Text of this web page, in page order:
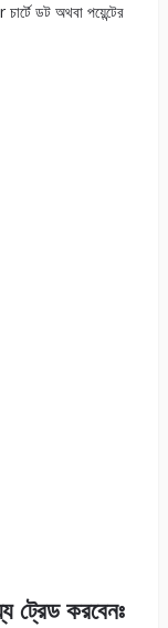
ডট অথবা পয়েন্টের
ট্রেড করবেনঃ